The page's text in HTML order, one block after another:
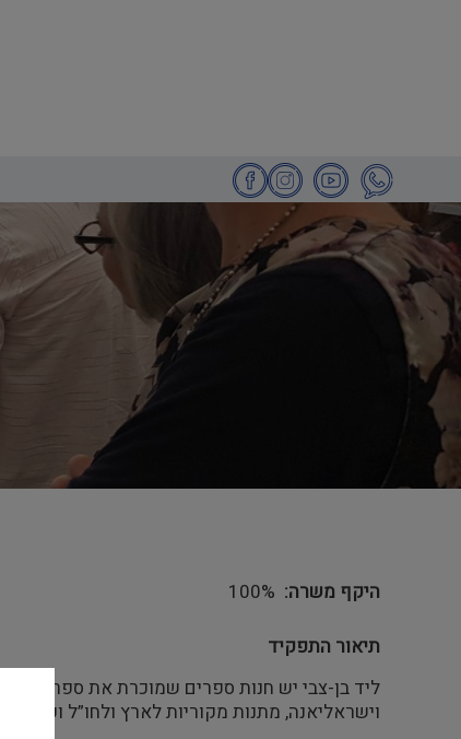
היקף משרה 100%
תיאור התפקיד
ליד בן-צבי יש חנות ספרים שמוכרת את ספרי
וישראליאנה, מתנות מקוריות לארץ ולחו”ל ועוד.